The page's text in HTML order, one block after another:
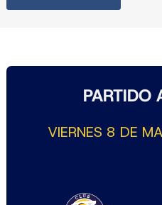
PARTIDO
VIERNES 8 DE